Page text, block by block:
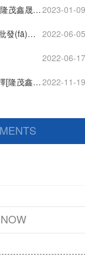
茂鑫晟]
2023-01-
發(fā)價
2022-06-
2022-06-
[隆茂鑫
2022-11-